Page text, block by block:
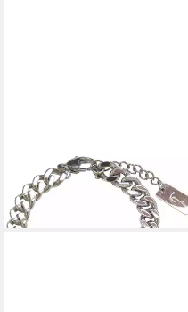
24,95 € UVP29,95 €
-17%
lieferbar - in 2-3 Werktagen bei dir